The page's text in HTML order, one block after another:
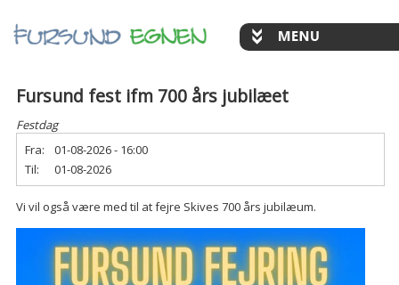
Fursund fest ifm 700 års jubilæet
Festdag
Fra:
01-08-2026 - 16:00
Til:
01-08-2026
Vi vil også være med til at fejre Skives 700 års jubilæum.